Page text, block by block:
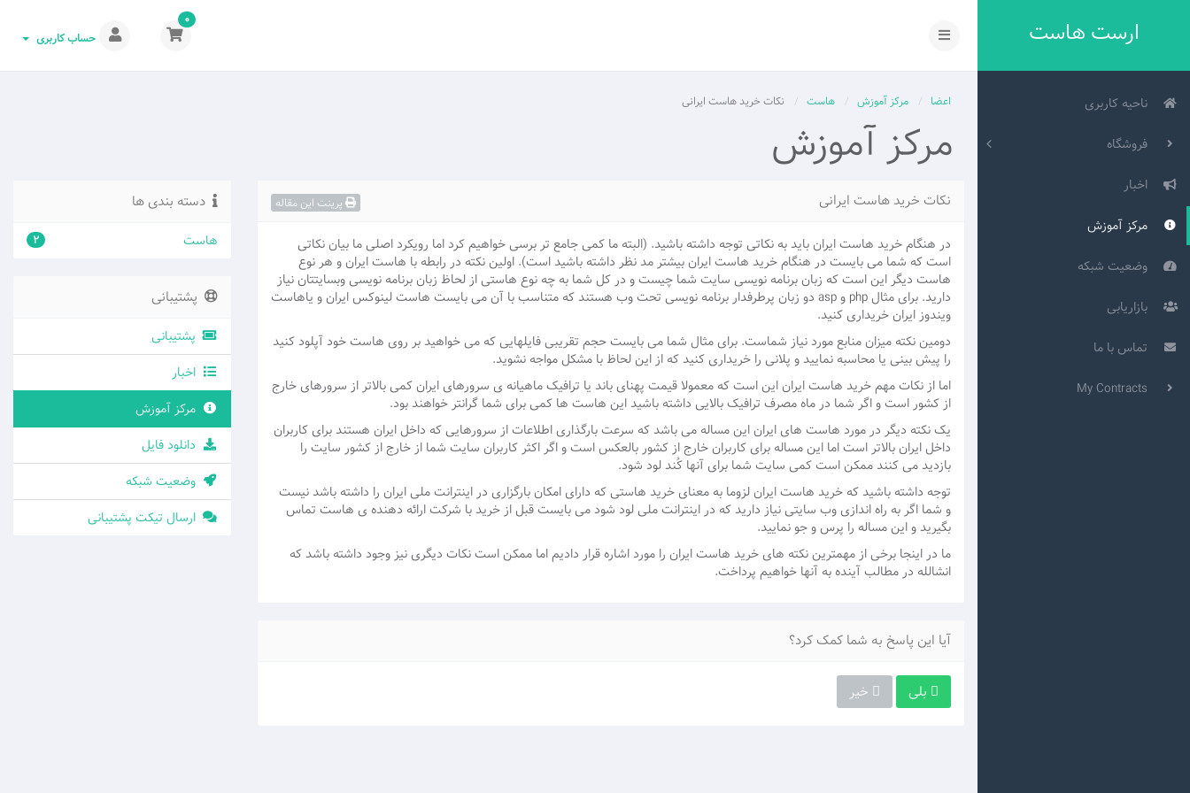
ارست هاست
0
حساب کاربری
ناحیه کاربری
فروشگاه
اخبار
مرکز آموزش
وضعیت شبکه
بازاریابی
تماس با ما
اعضا مرکز آموزش هاست نکات خرید هاست ایرانی
مرکز آموزش
دسته بندی ها
2 هاست
نکات خرید هاست ایرانی پرینت این مقاله
در هنگام خرید هاست ایران باید به نکاتی توجه داشته باشید. (البته ما کمی جامع تر برسی خواهیم کرد اما رویکرد اصلی ما بیان نکاتی
است که شما می بایست در هنگام خرید هاست ایران بیشتر مد نظر داشته باشید است). اولین نکته در رابطه با هاست ایران و هر نوع
هاست دیگر این است که زبان برنامه نویسی سایت شما چیست و در کل شما به چه نوع هاستی از لحاظ زبان برنامه نویسی وبسایتتان نیاز
دارید. برای مثال php و asp دو زبان پرطرفدار برنامه نویسی تحت وب هستند که متناسب با آن می بایست هاست لینوکس ایران و یاهاست
ویندوز ایران خریداری کنید.
دومین نکته میزان منابع مورد نیاز شماست. برای مثال شما می بایست حجم تقریبی فایلهایی که می خواهید بر روی هاست خود آپلود کنید
را پیش بینی یا محاسبه نمایید و پلانی را خریداری کنید که از این لحاظ با مشکل مواجه نشوید.
اما از نکات مهم خرید هاست ایران این است که معمولا قیمت پهنای باند یا ترافیک ماهیانه ی سرورهای ایران کمی بالاتر از سرورهای خارج
از کشور است و اگر شما در ماه مصرف ترافیک بالایی داشته باشید این هاست ها کمی برای شما گرانتر خواهند بود.
یک نکته دیگر در مورد هاست های ایران این مساله می باشد که سرعت بارگذاری اطلاعات از سرورهایی که داخل ایران هستند برای کاربران
داخل ایران بالاتر است اما این مساله برای کاربران خارج از کشور بالعکس است و اگر اکثر کاربران سایت شما از خارج از کشور سایت را
بازدید می کنند ممکن است کمی سایت شما برای آنها کُند لود شود.
توجه داشته باشید که خرید هاست ایران لزوما به معنای خرید هاستی که دارای امکان بارگزاری در اینترانت ملی ایران را داشته باشد نیست
و شما اگر به راه اندازی وب سایتی نیاز دارید که در اینترانت ملی لود شود می بایست قبل از خرید با شرکت ارائه دهنده ی هاست تماس
بگیرید و این مساله را پرس و جو نمایید.
ما در اینجا برخی از مهمترین نکته های خرید هاست ایران را مورد اشاره قرار دادیم اما ممکن است نکات دیگری نیز وجود داشته باشد که
انشالله در مطالب آینده به آنها خواهیم پرداخت.
آیا این پاسخ به شما کمک کرد؟
بلی خیر
پشتیبانی
پشتیبانی
اخبار
مرکز آموزش
دانلود فایل
وضعیت شبکه
ارسال تیکت پشتیبانی